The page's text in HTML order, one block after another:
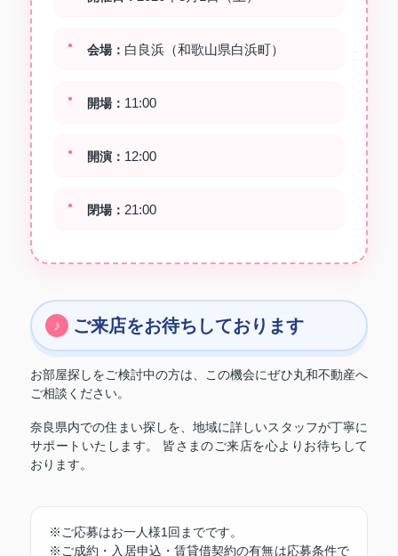
会場： 白良浜（和歌山県白浜町）
開場： 11:00
開演： 12:00
閉場： 21:00
ご来店をお待ちしております
お部屋探しをご検討中の方は、この機会にぜひ丸和不動産へ
ご相談ください。
奈良県内での住まい探しを、地域に詳しいスタッフが丁寧に
サポートいたします。 皆さまのご来店を心よりお待ちして
おります。
※ご応募はお一人様1回までです。
※ご成約・入居申込・賃貸借契約の有無は応募条件で